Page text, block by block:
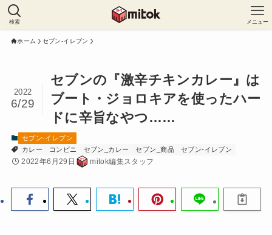
検索 メニュー
ホーム セブン-イレブン
セブンの『激辛チキンカレー』は
ブート・ジョロキアを使ったハー
ドに辛旨なやつ……
2022
6/29
セブン-イレブン
カレー
コンビニ セブン_カレー セブン_商品 セブン-イレブン
2022年6月29日 mitok編集スタッフ